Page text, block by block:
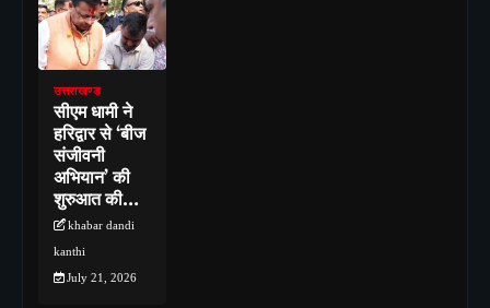
उत्तराखण्ड
सीएम धामी ने
हरिद्वार से ‘बीज
संजीवनी
अभियान’ की
शुरुआत की…
khabar dandi
kanthi
July 21, 2026